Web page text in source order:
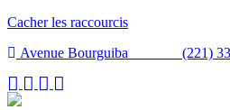
Cacher les raccourcis
Avenue Bourguiba (221) 33